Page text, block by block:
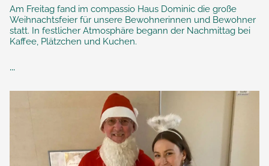
Am Freitag fand im compassio Haus Dominic die große
Weihnachtsfeier für unsere Bewohnerinnen und Bewohner
statt. In festlicher Atmosphäre begann der Nachmittag bei
Kaffee, Plätzchen und Kuchen.
...